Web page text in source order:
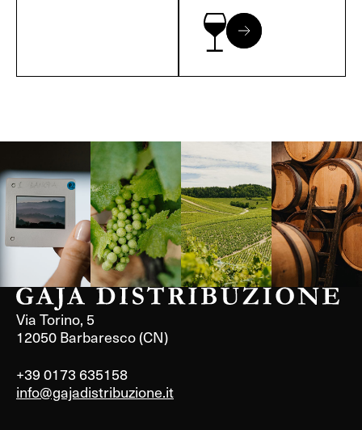
Borgogna,
Francia
Borgogna,
Francia
Instagram
Via Torino, 5
12050 Barbaresco (CN)
+39 0173 635158
info@gajadistribuzione.it